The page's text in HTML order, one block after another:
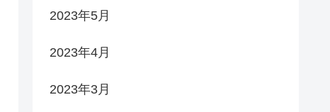
2023年5月
2023年4月
2023年3月